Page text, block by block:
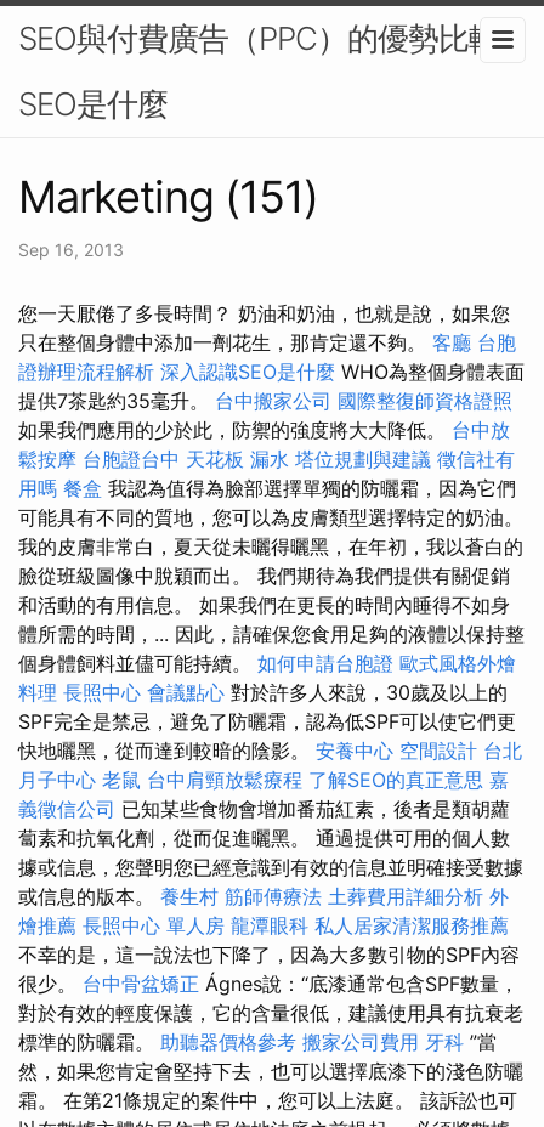
SEO與付費廣告（PPC）的優勢比較-
SEO是什麼
Marketing (151)
Sep 16, 2013
您一天厭倦了多長時間？ 奶油和奶油，也就是說，如果您
只在整個身體中添加一劑花生，那肯定還不夠。 客廳 台胞
證辦理流程解析 深入認識SEO是什麼 WHO為整個身體表面
提供7茶匙約35毫升。 台中搬家公司 國際整復師資格證照
如果我們應用的少於此，防禦的強度將大大降低。 台中放
鬆按摩 台胞證台中 天花板 漏水 塔位規劃與建議 徵信社有
用嗎 餐盒 我認為值得為臉部選擇單獨的防曬霜，因為它們
可能具有不同的質地，您可以為皮膚類型選擇特定的奶油。
我的皮膚非常白，夏天從未曬得曬黑，在年初，我以蒼白的
臉從班級圖像中脫穎而出。 我們期待為我們提供有關促銷
和活動的有用信息。 如果我們在更長的時間內睡得不如身
體所需的時間，... 因此，請確保您食用足夠的液體以保持整
個身體飼料並儘可能持續。 如何申請台胞證 歐式風格外燴
料理 長照中心 會議點心 對於許多人來說，30歲及以上的
SPF完全是禁忌，避免了防曬霜，認為低SPF可以使它們更
快地曬黑，從而達到較暗的陰影。 安養中心 空間設計 台北
月子中心 老鼠 台中肩頸放鬆療程 了解SEO的真正意思 嘉
義徵信公司 已知某些食物會增加番茄紅素，後者是類胡蘿
蔔素和抗氧化劑，從而促進曬黑。 通過提供可用的個人數
據或信息，您聲明您已經意識到有效的信息並明確接受數據
或信息的版本。 養生村 筋師傅療法 土葬費用詳細分析 外
燴推薦 長照中心 單人房 龍潭眼科 私人居家清潔服務推薦
不幸的是，這一說法也下降了，因為大多數引物的SPF內容
很少。 台中骨盆矯正 Ágnes說：“底漆通常包含SPF數量，
對於有效的輕度保護，它的含量很低，建議使用具有抗衰老
標準的防曬霜。 助聽器價格參考 搬家公司費用 牙科 ”當
然，如果您肯定會堅持下去，也可以選擇底漆下的淺色防曬
霜。 在第21條規定的案件中，您可以上法庭。 該訴訟也可